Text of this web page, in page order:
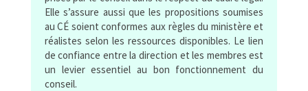
Elle s’assure aussi que les propositions soumises
au CÉ soient conformes aux règles du ministère et
réalistes selon les ressources disponibles. Le lien
de confiance entre la direction et les membres est
un levier essentiel au bon fonctionnement du
conseil.